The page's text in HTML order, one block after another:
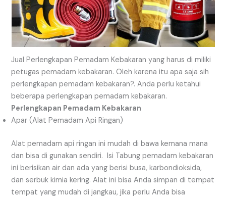
Jual Perlengkapan Pemadam Kebakaran yang harus di miliki
petugas pemadam kebakaran. Oleh karena itu apa saja sih
perlengkapan pemadam kebakaran?. Anda perlu ketahui
beberapa perlengkapan pemadam kebakaran.
Perlengkapan Pemadam Kebakaran
Apar (Alat Pemadam Api Ringan)
Alat pemadam api ringan ini mudah di bawa kemana mana
dan bisa di gunakan sendiri. Isi Tabung pemadam kebakaran
ini berisikan air dan ada yang berisi busa, karbondioksida,
dan serbuk kimia kering. Alat ini bisa Anda simpan di tempat
tempat yang mudah di jangkau, jika perlu Anda bisa